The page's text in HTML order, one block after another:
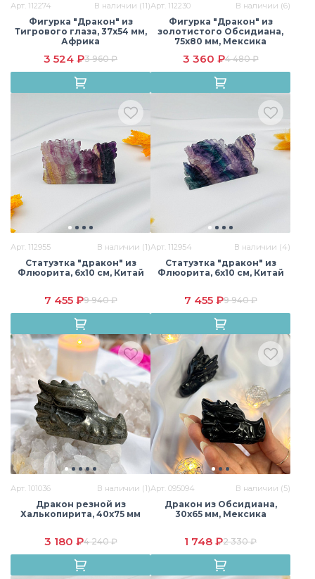
Раухтопаз Родонит Розовый кварц
Розовый кварц
(Мадагаскар)
Сердолик Тигровый глаз
Турмалиновый
кварц
Унакит Флюорит
Арт. 112274 В наличии (11)
Фигурка "Дракон" из
Тигрового глаза, 37х54 мм,
Африка
3 524 ₽3 960 ₽
Арт. 112230 В наличии (6)
Фигурка "Дракон" из
золотистого Обсидиана,
75х80 мм, Мексика
3 360 ₽4 480 ₽
Арт. 112955 В наличии (1)
Статуэтка "дракон" из
Флюорита, 6х10 см, Китай
7 455 ₽9 940 ₽
Арт. 112954 В наличии (4)
Статуэтка "дракон" из
Флюорита, 6х10 см, Китай
7 455 ₽9 940 ₽
Арт. 101036 В наличии (1)
Дракон резной из
Халькопирита, 40х75 мм
3 180 ₽4 240 ₽
Арт. 095094 В наличии (5)
Дракон из Обсидиана,
30х65 мм, Мексика
1 748 ₽2 330 ₽